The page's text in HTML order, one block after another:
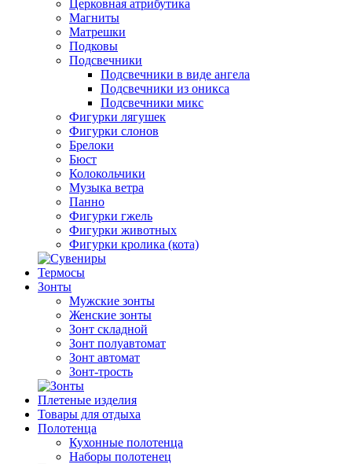
Церковная атрибутика
Магниты
Матрешки
Подковы
Подсвечники
Подсвечники в виде ангела
Подсвечники из оникса
Подсвечники микс
Фигурки лягушек
Фигурки слонов
Брелоки
Бюст
Колокольчики
Музыка ветра
Панно
Фигурки гжель
Фигурки животных
Фигурки кролика (кота)
Термосы
Зонты
Мужские зонты
Женские зонты
Зонт складной
Зонт полуавтомат
Зонт автомат
Зонт-трость
Плетеные изделия
Товары для отдыха
Полотенца
Кухонные полотенца
Наборы полотенец